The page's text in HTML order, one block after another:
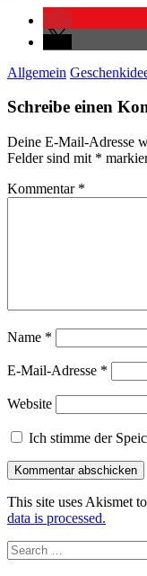
Allgemein
Schreibe einen
Deine E-Mail-Adresse
Felder sind mit *
Kommentar *
Name *
E-Mail-Adresse *
Website
Ich stimme der
This site uses Akismet
data is processed.
Search